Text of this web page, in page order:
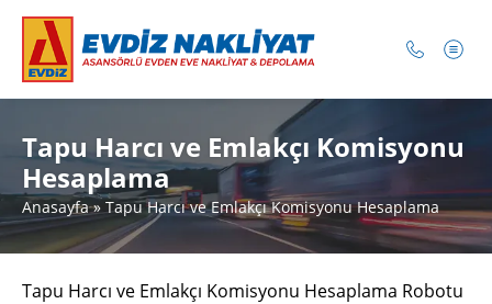
Tapu Harcı ve Emlakçı Komisyonu
Hesaplama
Anasayfa»Tapu Harcı ve Emlakçı Komisyonu Hesaplama
Tapu Harcı ve Emlakçı Komisyonu Hesaplama Robotu